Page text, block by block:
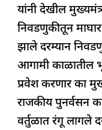
यांनी देखील
निवडणुकीतून
झाले दरम्यान
आगामी काळातील
प्रवेश करणार का
राजकीय पुनर्वसन
वर्तुळात रंगू लागले